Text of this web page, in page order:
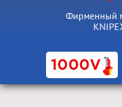
Фирменный